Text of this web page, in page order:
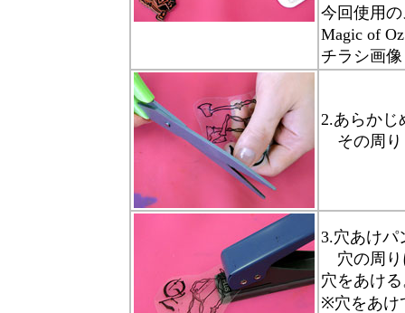
今回使用
Magic of
チラシ画
2.あらかじ
その周り
3.穴あけパ
穴の周り
穴をあけ
※穴をあけ